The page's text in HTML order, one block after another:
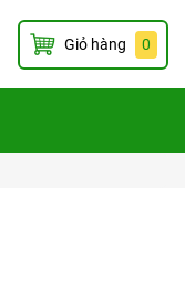
Giỏ hàng 0